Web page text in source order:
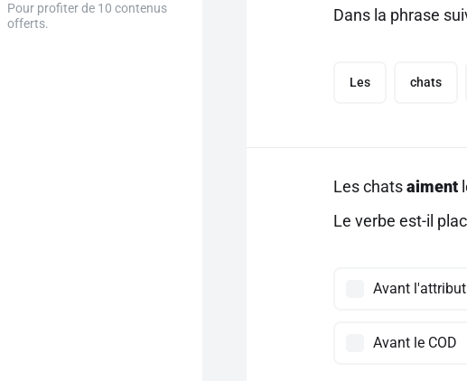
Pour profiter de 10 contenus
offerts.
Dans la phrase
Les chats
Les chatsaiment
Le verbe est-il
Avant
Avant le COD